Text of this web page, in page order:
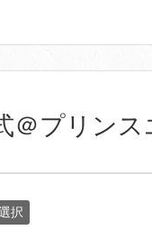
＠プリンス
択